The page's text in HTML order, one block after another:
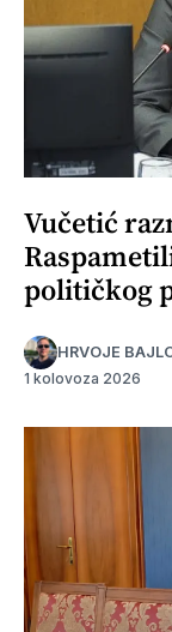
Vučetić
političkog
HRVOJE
1 kolovoza 2026